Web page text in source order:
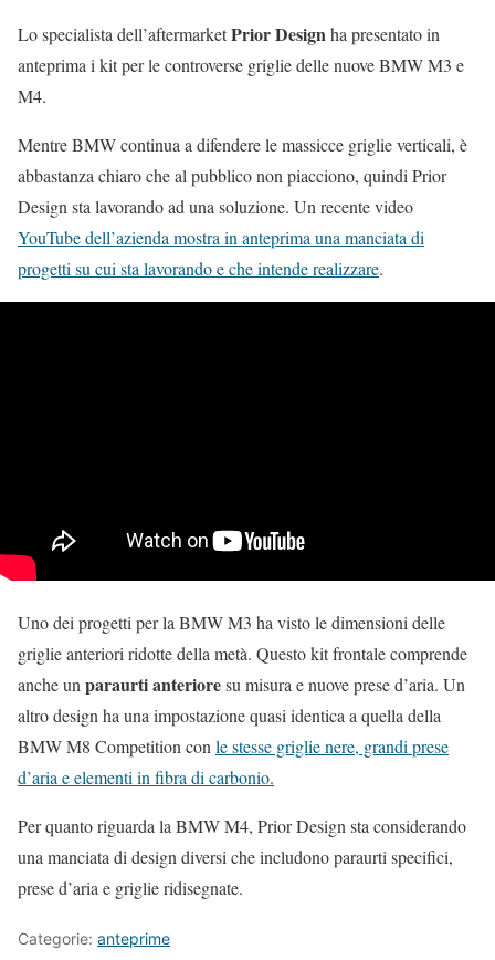
Lo specialista dell’aftermarketPrior Designha presentato in
anteprima i kit per le controverse griglie delle nuove BMW M3 e
M4.
Mentre BMW continua a difendere le massicce griglie verticali, è
abbastanza chiaro che al pubblico non piacciono, quindi Prior
Design sta lavorando ad una soluzione. Un recente video
YouTube dell’azienda mostra in anteprima una manciata di
progetti su cui sta lavorando e che intende realizzare.
Uno dei progetti per la BMW M3 ha visto le dimensioni delle
griglie anteriori ridotte della metà. Questo kit frontale comprende
anche un paraurti anterioresu misura e nuove prese d’aria. Un
altro design ha una impostazione quasi identica a quella della
BMW M8 Competition con le stesse griglie nere, grandi prese
d’aria e elementi in fibra di carbonio.
Per quanto riguarda la BMW M4, Prior Design sta considerando
una manciata di design diversi che includono paraurti specifici,
prese d’aria e griglie ridisegnate.
Categorie: anteprime